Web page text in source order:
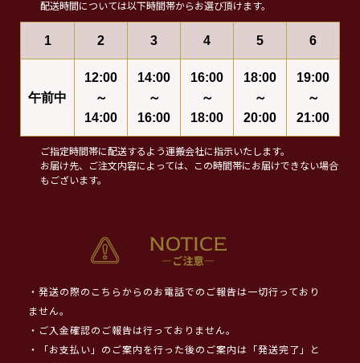
配送時間については以下時間帯からお選び頂けます。
1 2 3 4 5 6
午前中
12:00
～
14:00
14:00
～
16:00
16:00
～
18:00
18:00
～
20:00
19:00
～
21:00
ご指定時間帯に配送するよう運搬会社に指示いたします。
お届け先、ご注文内容によっては、この時間帯にお届けできない場合
もございます。
・発送の際のこちらからのお電話でのご報告は一切行っており
ません。
・ご入金確認のご報告は行っておりません。
・「お支払い」のご案内を行った後のご案内は「発送完了」と